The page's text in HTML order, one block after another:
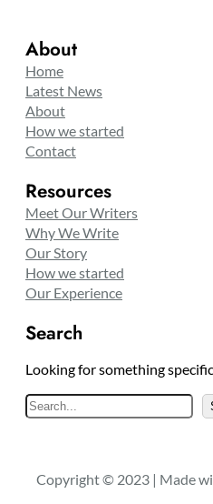
About
Home
Latest News
About
How we started
Contact
Resources
Meet Our Writers
Why We Write
Our Story
How we started
Our Experience
Search
Looking for something
S
e
c
Copyright © 2023 | Made